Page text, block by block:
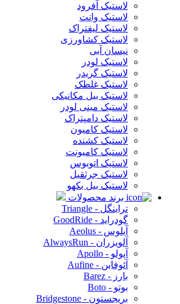
لاستیک آفرود
لاستیک وانت
لاستیک لیفتراک
لاستیک کشاورزی
نیسان آبی
لاستیک لودر
لاستیک گریدر
لاستیک غلطک
لاستیک بیل مکانیکی
لاستیک مینی لودر
لاستیک دامپتراک
لاستیک کامیون
لاستیک کشنده
لاستیک کامیونت
لاستیک اتوبوس
لاستیک جرثقیل
لاستیک بیل بکهو
برند محصولات
تراینگل - Triangle
گودراید - GoodRide
آیلوس - Aeolus
آلویزران - AlwaysRun
آپولو - Apollo
آئوفاین - Aufine
بارز - Barez
بوتو - Boto
بریجستون - Bridgestone